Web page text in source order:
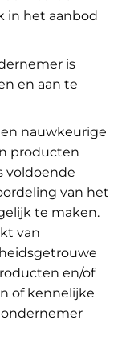
in het aanbod
is
en aan te
nauwkeurige
producten
voldoende
van het
te maken.
van
en/of
of kennelijke